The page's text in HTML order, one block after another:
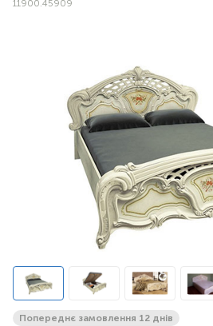
11900.45909
Попереднє замовлення 12 днів